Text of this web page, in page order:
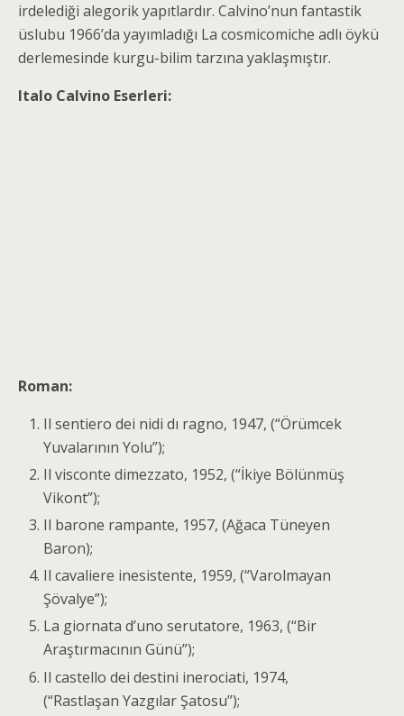
irdelediği alegorik yapıtlardır. Calvino’nun fantastik
üslubu 1966’da yayımladığı La cosmicomiche adlı öykü
derlemesinde kurgu-bilim tarzına yaklaşmıştır.
Italo Calvino Eserleri:
Roman:
Il sentiero dei nidi dı ragno, 1947, (“Örümcek
Yuvalarının Yolu”);
Il visconte dimezzato, 1952, (“İkiye Bölünmüş
Vikont”);
Il barone rampante, 1957, (Ağaca Tüneyen
Baron);
Il cavaliere inesistente, 1959, (“Varolmayan
Şövalye”);
La giornata d’uno serutatore, 1963, (“Bir
Araştırmacının Günü”);
Il castello dei destini inerociati, 1974,
(“Rastlaşan Yazgılar Şatosu”);